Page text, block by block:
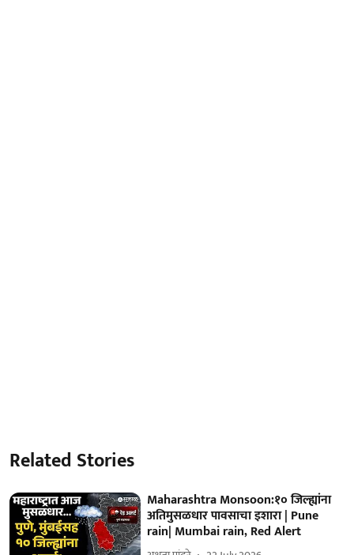
Related Stories
Maharashtra Monsoon:१० जिल्ह्यांना
अतिमुसळधार पावसाचा इशारा | Pune
rain| Mumbai rain, Red Alert